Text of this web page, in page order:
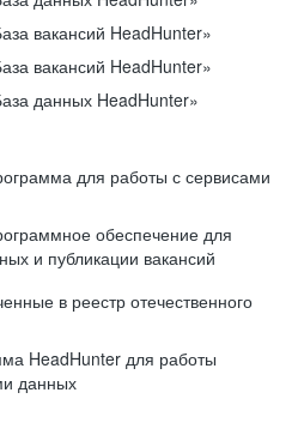
вакансий HeadHunter»
вакансий HeadHunter»
данных HeadHunter»
для работы с сервисами
обеспечение для
и публикации вакансий
в реестр отечественного
HeadHunter для работы
данных